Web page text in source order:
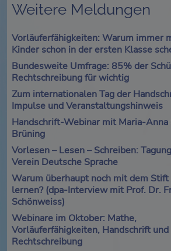
Weitere Meldungen
Vorläuferfähigkeiten: Warum immer
Kinder schon in der ersten Klasse
Bundesweite Umfrage: 85% der
Rechtschreibung für wichtig
Zum internationalen Tag der
Impulse und Veranstaltungshinweis
Handschrift-Webinar mit Maria-Anna
Brüning
Vorlesen – Lesen – Schreiben:
Verein Deutsche Sprache
Warum überhaupt noch mit dem Stift
lernen? (dpa-Interview mit Prof. Dr.
Schönweiss)
Webinare im Oktober: Mathe,
Vorläuferfähigkeiten, Handschrift und
Rechtschreibung